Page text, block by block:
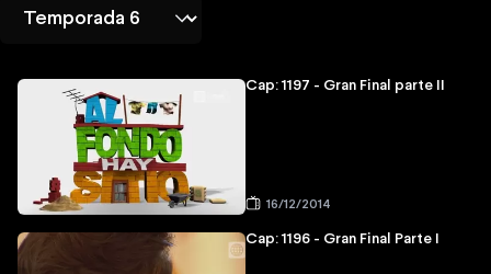
Cap: 1197 - Gran Final parte II
16/12/2014
Cap: 1196 - Gran Final Parte I